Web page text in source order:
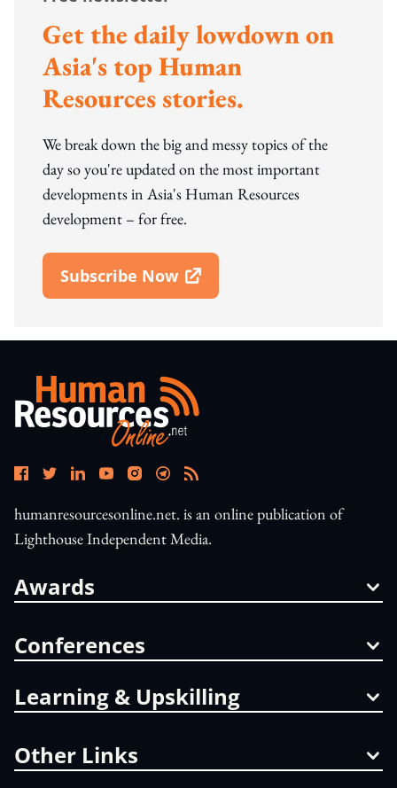
Get the daily lowdown on
Asia's top Human
Resources stories.
We break down the big and messy topics of the
day so you're updated on the most important
developments in Asia's Human Resources
development – for free.
Subscribe Now
Open In New Window
humanresourcesonline.net. is an online publication of
Lighthouse Independent Media.
Awards
Conferences
Learning & Upskilling
Other Links